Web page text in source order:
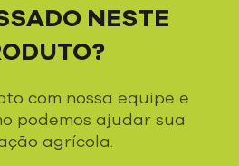
NESTE
com nossa equipe e
podemos ajudar sua
agrícola.